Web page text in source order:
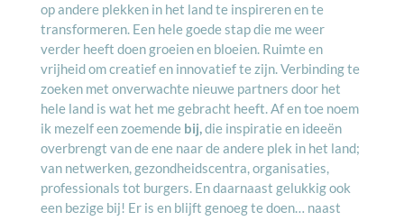
op andere plekken in het land te inspireren en te
transformeren. Een hele goede stap die me weer
verder heeft doen groeien en bloeien. Ruimte en
vrijheid om creatief en innovatief te zijn. Verbinding te
zoeken met onverwachte nieuwe partners door het
hele land is wat het me gebracht heeft. Af en toe noem
ik mezelf een zoemende bij,die inspiratie en ideeën
overbrengt van de ene naar de andere plek in het land;
van netwerken, gezondheidscentra, organisaties,
professionals tot burgers. En daarnaast gelukkig ook
een bezige bij! Er is en blijft genoeg te doen… naast